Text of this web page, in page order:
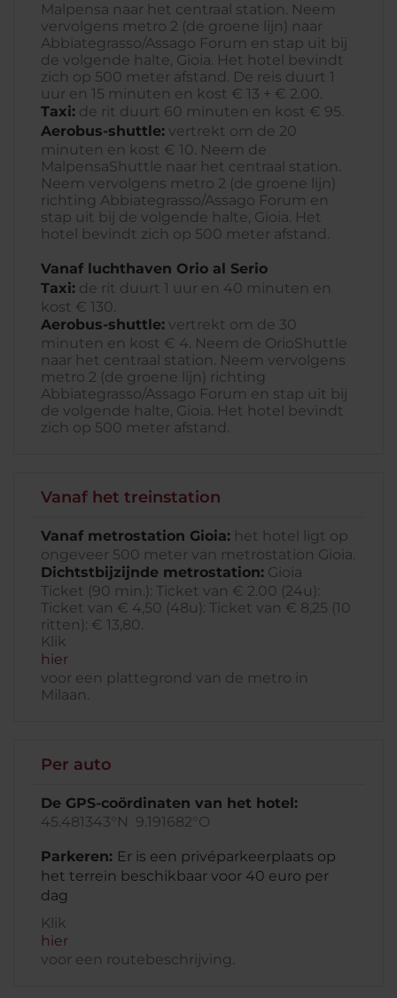
Malpensa naar het centraal station. Neem
vervolgens metro 2 (de groene lijn) naar
Abbiategrasso/Assago Forum en stap uit bij
de volgende halte, Gioia. Het hotel bevindt
zich op 500 meter afstand. De reis duurt 1
uur en 15 minuten en kost € 13 + € 2.00.
Taxi: de rit duurt 60 minuten en kost € 95.
Aerobus-shuttle: vertrekt om de 20
minuten en kost € 10. Neem de
MalpensaShuttle naar het centraal station.
Neem vervolgens metro 2 (de groene lijn)
richting Abbiategrasso/Assago Forum en
stap uit bij de volgende halte, Gioia. Het
hotel bevindt zich op 500 meter afstand.
Vanaf luchthaven Orio al Serio
Taxi: de rit duurt 1 uur en 40 minuten en
kost € 130.
Aerobus-shuttle: vertrekt om de 30
minuten en kost € 4. Neem de OrioShuttle
naar het centraal station. Neem vervolgens
metro 2 (de groene lijn) richting
Abbiategrasso/Assago Forum en stap uit bij
de volgende halte, Gioia. Het hotel bevindt
zich op 500 meter afstand.
Vanaf het treinstation
Vanaf metrostation Gioia: het hotel ligt op
ongeveer 500 meter van metrostation Gioia.
Dichtstbijzijnde metrostation: Gioia
Ticket (90 min.): Ticket van € 2.00 (24u):
Ticket van € 4,50 (48u): Ticket van € 8,25 (10
ritten): € 13,80.
Klik
hier
voor een plattegrond van de metro in
Milaan.
Per auto
De GPS-coördinaten van het hotel:
45.481343°N 9.191682°O
Parkeren: Er is een privéparkeerplaats op
het terrein beschikbaar voor 40 euro per
dag
Klik
hier
voor een routebeschrijving.